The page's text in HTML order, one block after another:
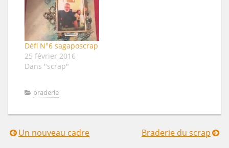
Défi N°6 sagaposcrap
25 février 2016
Dans "scrap"
braderie
Navigation
Un nouveau cadre Braderie du scrap